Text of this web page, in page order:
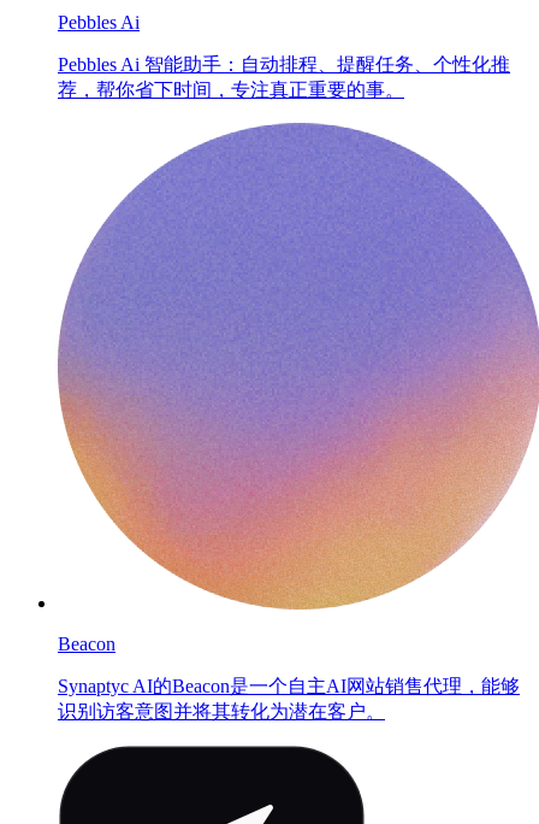
Pebbles Ai
Pebbles Ai 智能助手：自动排程、提醒任务、个性化推
荐，帮你省下时间，专注真正重要的事。
Beacon
Synaptyc AI的Beacon是一个自主AI网站销售代理，能够
识别访客意图并将其转化为潜在客户。